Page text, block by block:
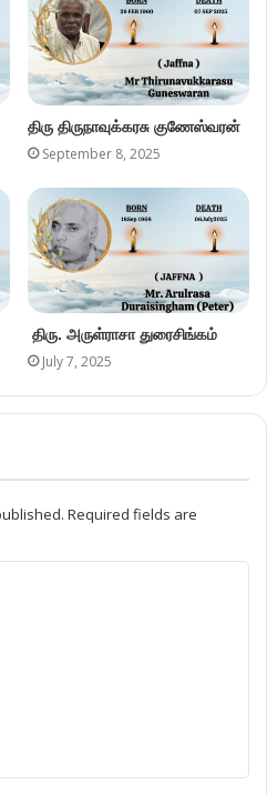
திரு திருநாவுக்கரசு குணேஸ்வரன்
September 8, 2025
திரு. அருள்ராசா துரைசிங்கம்
July 7, 2025
Required fields are